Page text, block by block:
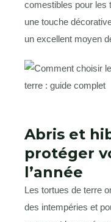
comestibles pour les
une touche
un excellent moyen
Abris et
protéger
l’année
Les tortues de terre
des intempéries et